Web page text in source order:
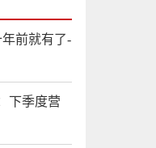
前就有了-
下季度营